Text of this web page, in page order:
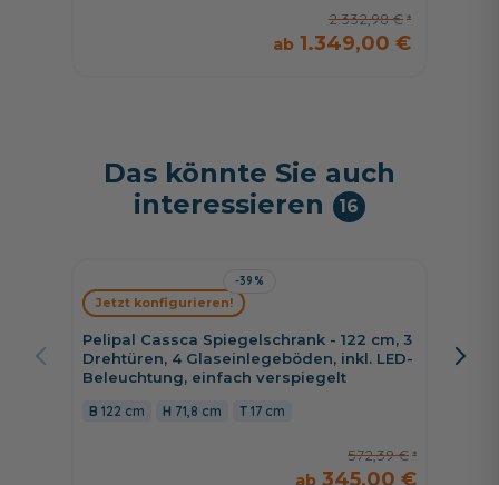
2.332,98 €
1.349,00 €
Das könnte Sie auch
interessieren
16
-39%
Pelipal Cassca Spiegelschrank - 122 cm, 3
Drehtüren, 4 Glaseinlegeböden, inkl. LED-
Beleuchtung, einfach verspiegelt
122 cm 71,8 cm 17 cm
572,39 €
345,00 €
Jetzt konfigurieren!